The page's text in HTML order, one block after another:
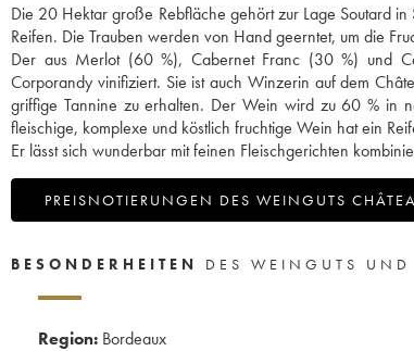
Die 20 Hektar große Rebfläche gehört zur Lage Soutard
Reifen. Die Trauben werden von Hand geerntet, um die
Der aus Merlot (60 %), Cabernet Franc (30 %) und
Corporandy vinifiziert. Sie ist auch Winzerin auf dem
griffige Tannine zu erhalten. Der Wein wird zu 60 % in
fleischige, komplexe und köstlich fruchtige Wein hat ein
Er lässt sich wunderbar mit feinen Fleischgerichten
PREISNOTIERUNGEN DES WEINGUTS
BESONDERHEITEN DES WEINGUTS
Region: Bordeaux